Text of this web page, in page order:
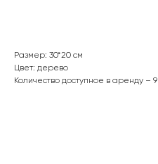
Размер: 30*20 см
Цвет: дерево
Количество доступное в аренду – 9